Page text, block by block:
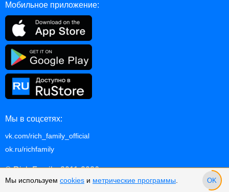
Мобильное приложение:
Мы в соцсетях:
vk.com/rich_family_official
ok.ru/richfamily
© Rich Family, 2011-2026
p.2.10.1127
Мы используем cookies и метрические программы OK